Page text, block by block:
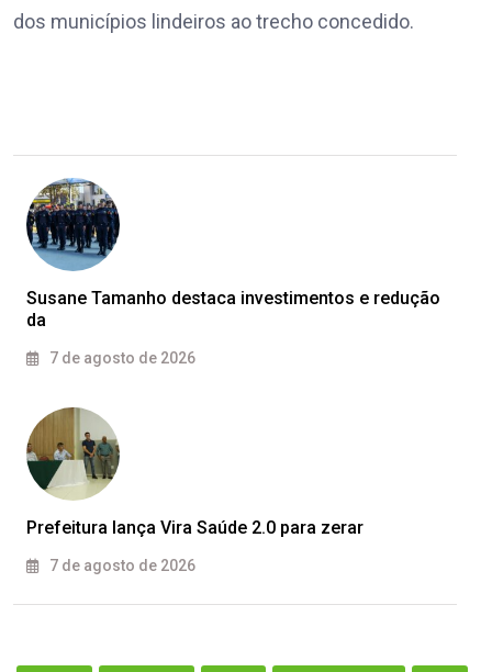
dos municípios lindeiros ao trecho concedido.
Susane Tamanho destaca investimentos e redução
da
7 de agosto de 2026
Prefeitura lança Vira Saúde 2.0 para zerar
7 de agosto de 2026